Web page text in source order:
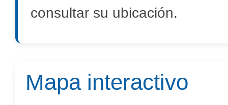
consultar su ubicación.
Mapa interactivo